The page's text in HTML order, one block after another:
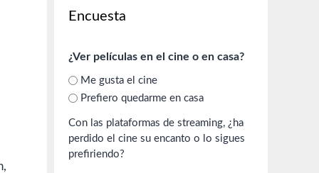
Encuesta
¿Ver películas en el cine o en casa?
Me gusta el cine
Prefiero quedarme en casa
Con las plataformas de streaming, ¿ha
perdido el cine su encanto o lo sigues
prefiriendo?